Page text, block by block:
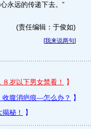
永远的传递下去。”
(责任编辑：于俊如)
[我来说两句]